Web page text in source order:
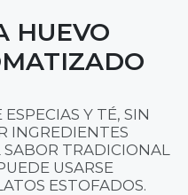
HUEVO
Y TÉ, SIN
INGREDIENTES
TRADICIONAL
USARSE
ESTOFADOS.